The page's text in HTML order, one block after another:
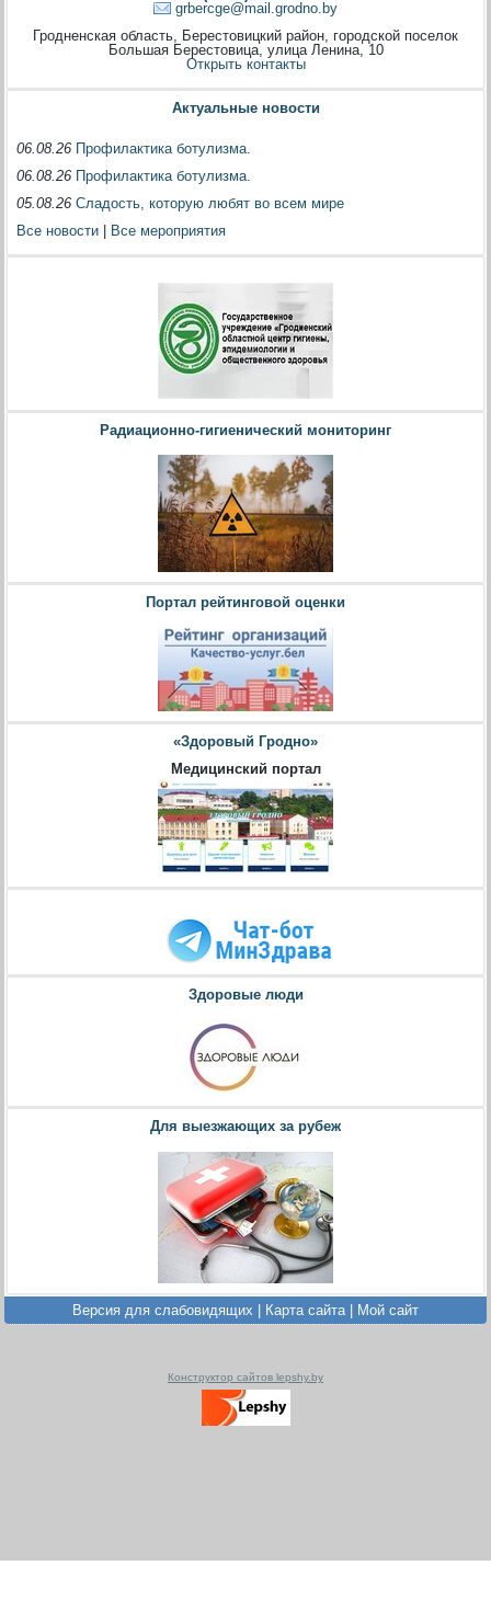
grbercge@mail.grodno.by
Гродненская область, Берестовицкий район, городской поселок
Большая Берестовица, улица Ленина, 10
Открыть контакты
Актуальные новости
06.08.26 Профилактика ботулизма.
06.08.26 Профилактика ботулизма.
05.08.26Сладость, которую любят во всем мире
Все новости
Все мероприятия
Радиационно-гигиенический мониторинг
Портал рейтинговой оценки
«Здоровый Гродно»
Медицинский портал
Здоровые люди
Для выезжающих за рубеж
Версия для слабовидящих Карта сайта Мой сайт
Конструктор сайтов lepshy.by